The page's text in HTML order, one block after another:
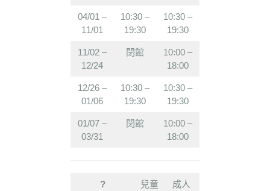
04/01 –
11/01
10:30 –
19:30
10:30 –
19:30
11/02 –
12/24
閉館
10:00 –
18:00
12/26 –
01/06
10:30 –
19:30
10:30 –
19:30
01/07 –
03/31
閉館
10:00 –
18:00
?
兒童
成人